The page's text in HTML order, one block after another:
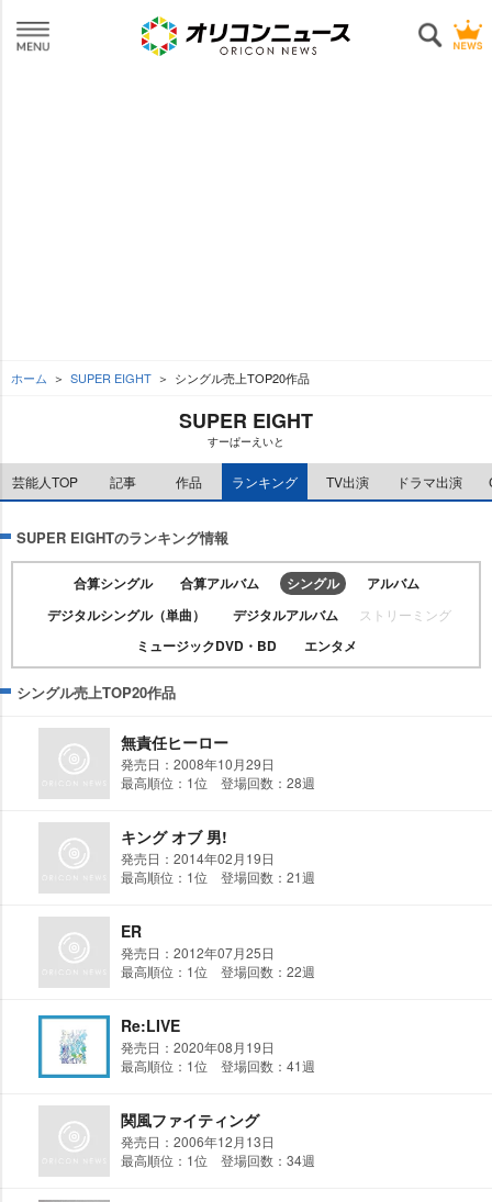
ホーム SUPER EIGHT シングル売上TOP20作品
SUPER EIGHT
すーぱーえいと
芸能人TOP 記事 作品 ランキング TV出演 ドラマ出演
SUPER EIGHTのランキング情報
合算シングル 合算アルバム シングル
アルバム
デジタルシングル（単曲）
デジタルアルバム ストリーミング
ミュージックDVD・BD エンタメ
シングル売上TOP20作品
無責任ヒーロー
発売日：2008年10月29日
最高順位：1位 登場回数：28週
キング オブ 男!
発売日：2014年02月19日
最高順位：1位 登場回数：21週
ER
発売日：2012年07月25日
最高順位：1位 登場回数：22週
Re:LIVE
発売日：2020年08月19日
最高順位：1位 登場回数：41週
関風ファイティング
発売日：2006年12月13日
最高順位：1位 登場回数：34週